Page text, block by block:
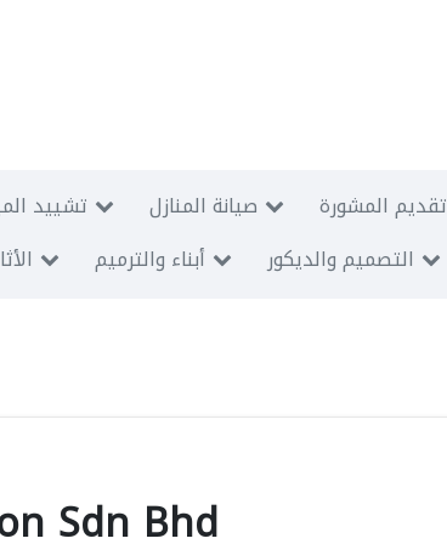
تشييد صيانة المنازل تقديم المشورة
أبناء والترميم التصميم والديكور
Sdn Bhd